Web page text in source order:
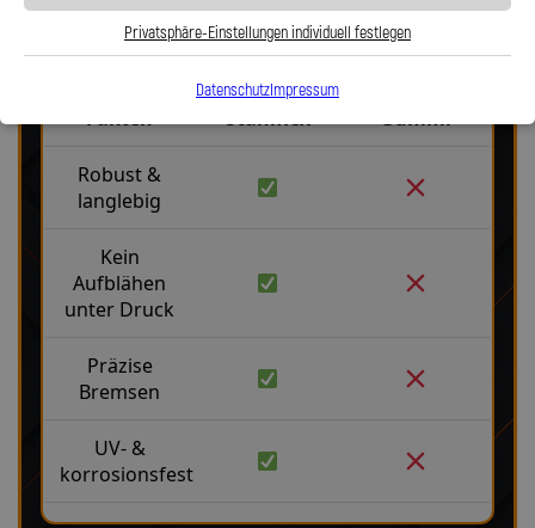
Stahlflex vs. Gummi
Fakten Stahlflex Gummi
Robust &
langlebig
Kein
Aufblähen
unter Druck
Präzise
Bremsen
UV- &
korrosionsfest
Privatsphäre-Einstellungen individuell festlegen
DatenschutzImpressum